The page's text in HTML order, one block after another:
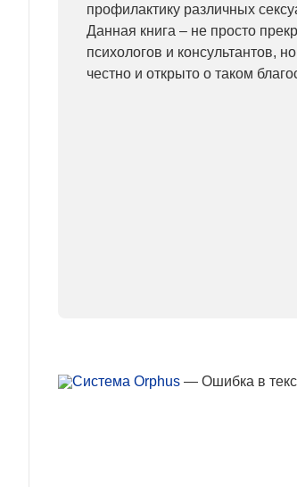
профилактику различных
Данная книга – не просто
психологов и консультантов,
честно и открыто о таком
— Ошибка в